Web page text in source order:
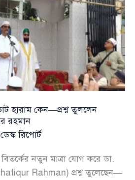
হারাম কেন—প্রশ্ন তুললেন
রহমান
ডেস্ক রিপোর্ট
নতুন মাত্রা যোগ করে ডা.
Rahman) প্রশ্ন তুলেছেন—